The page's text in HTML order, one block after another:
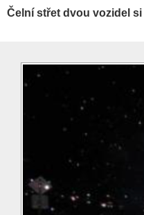
Čelní střet dvou vozidel